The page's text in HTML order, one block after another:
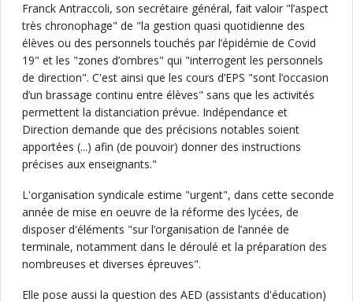
Franck Antraccoli, son secrétaire général, fait valoir "l’aspect
très chronophage" de "la gestion quasi quotidienne des
élèves ou des personnels touchés par l’épidémie de Covid
19" et les "zones d’ombres" qui "interrogent les personnels
de direction". C'est ainsi que les cours d’EPS "sont l’occasion
d’un brassage continu entre élèves" sans que les activités
permettent la distanciation prévue. Indépendance et
Direction demande que des précisions notables soient
apportées (...) afin (de pouvoir) donner des instructions
précises aux enseignants."
L'organisation syndicale estime "urgent", dans cette seconde
année de mise en oeuvre de la réforme des lycées, de
disposer d'éléments "sur l’organisation de l’année de
terminale, notamment dans le déroulé et la préparation des
nombreuses et diverses épreuves".
Elle pose aussi la question des AED (assistants d'éducation)